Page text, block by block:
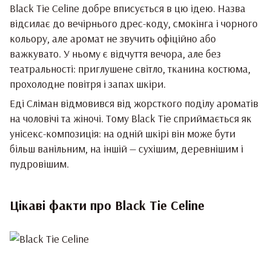
Black Tie Celine добре вписується в цю ідею. Назва
відсилає до вечірнього дрес-коду, смокінга і чорного
кольору, але аромат не звучить офіційно або
важкувато. У ньому є відчуття вечора, але без
театральності: приглушене світло, тканина костюма,
прохолодне повітря і запах шкіри.
Еді Сліман відмовився від жорсткого поділу ароматів
на чоловічі та жіночі. Тому Black Tie сприймається як
унісекс-композиція: на одній шкірі він може бути
більш ванільним, на іншій — сухішим, деревнішим і
пудровішим.
Цікаві факти про Black Tie Celine